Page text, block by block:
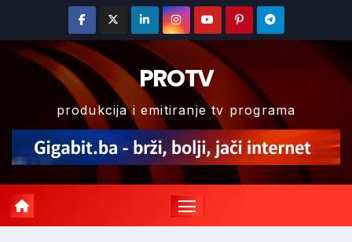
content
PROTV
produkcija i emitiranje tv programa